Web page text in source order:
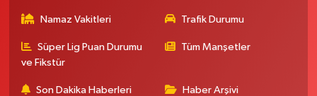
Namaz Vakitleri Trafik Durumu
Süper Lig Puan Durumu
ve Fikstür
Tüm Manşetler
Son Dakika Haberleri Haber Arşivi